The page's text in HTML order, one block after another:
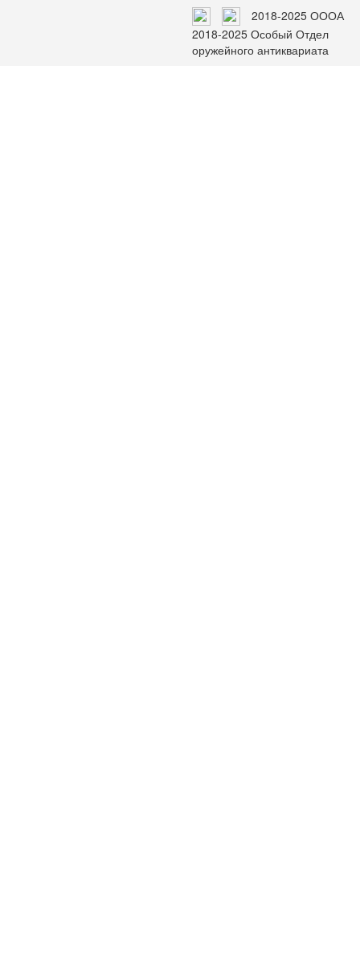
2018-2025 ОООА
2018-2025 Особый Отдел
оружейного антиквариата